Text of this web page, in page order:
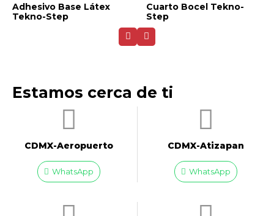
Adhesivo Base Látex
Tekno-Step
Cuarto Bocel Tekno-
Step
Estamos cerca de ti
CDMX-Aeropuerto​
WhatsApp
CDMX-Atizapan
WhatsApp